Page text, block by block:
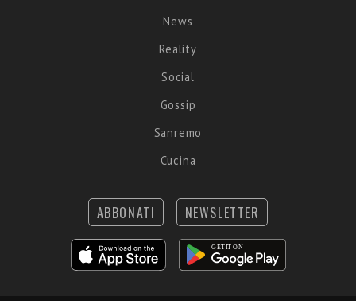
News
Reality
Social
Gossip
Sanremo
Cucina
ABBONATI NEWSLETTER